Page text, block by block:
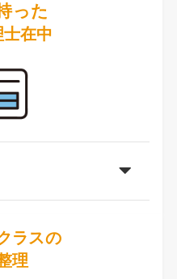
った
在中
ラスの
理